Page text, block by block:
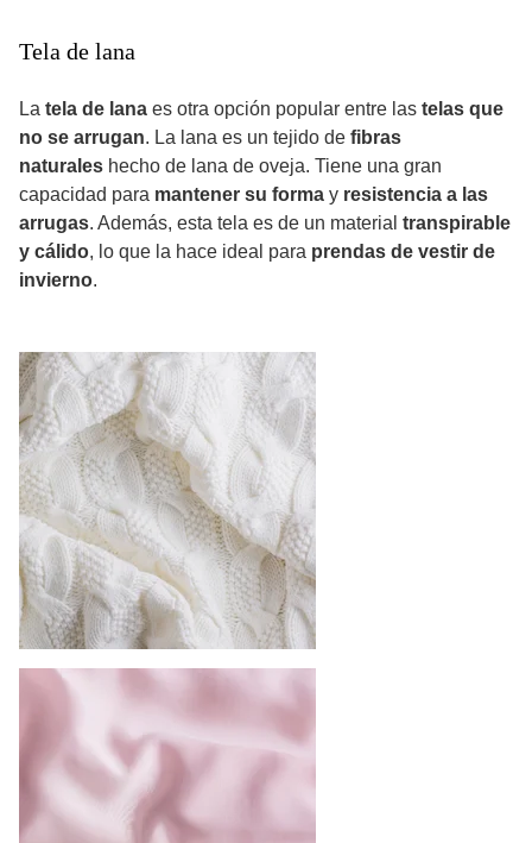
Tela de lana
La tela de lana es otra opción popular entre las telas que
no se arrugan. La lana es un tejido de fibras
naturales hecho de lana de oveja. Tiene una gran
capacidad para mantener su forma y resistencia a las
arrugas. Además, esta tela es de un material transpirable
y cálido, lo que la hace ideal para prendas de vestir de
invierno.